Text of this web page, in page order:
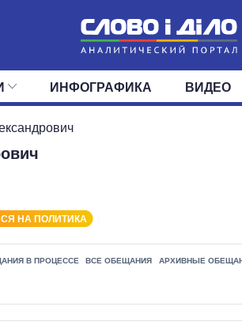
СОБЫТИЯ
ВЕРХОВНАЯ РАДА
ИНФОГРАФИКА ВИДЕО
НА ПОЛИТИКА
В ПРОЦЕССЕ ВСЕ ОБЕЩАНИЯ АРХИВНЫЕ